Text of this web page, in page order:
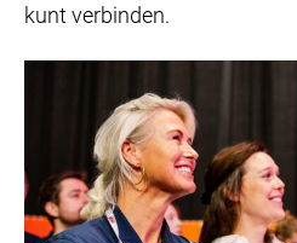
kunt verbinden.